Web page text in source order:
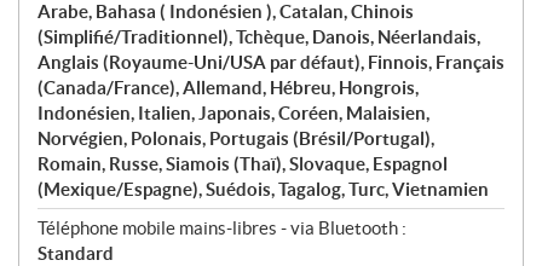
Arabe, Bahasa ( Indonésien ), Catalan, Chinois
(Simplifié/Traditionnel), Tchèque, Danois, Néerlandais,
Anglais (Royaume-Uni/USA par défaut), Finnois, Français
(Canada/France), Allemand, Hébreu, Hongrois,
Indonésien, Italien, Japonais, Coréen, Malaisien,
Norvégien, Polonais, Portugais (Brésil/Portugal),
Romain, Russe, Siamois (Thaï), Slovaque, Espagnol
(Mexique/Espagne), Suédois, Tagalog, Turc, Vietnamien
Téléphone mobile mains-libres - via Bluetooth :
Standard